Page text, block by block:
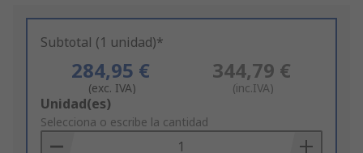
Subtotal (1 unidad)*
284,95 €
(exc. IVA)
344,79 €
(inc.IVA)
Add
to
Basket
Unidad(es)
Selecciona o escribe la cantidad